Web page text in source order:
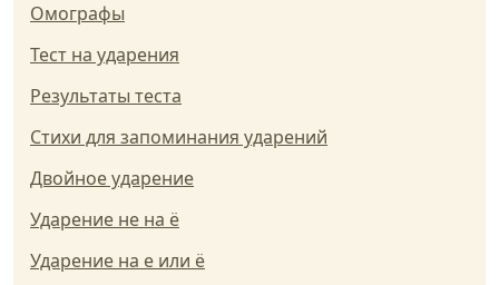
Омографы
Тест на ударения
Результаты теста
Стихи для запоминания ударений
Двойное ударение
Ударение не на ё
Ударение на е или ё